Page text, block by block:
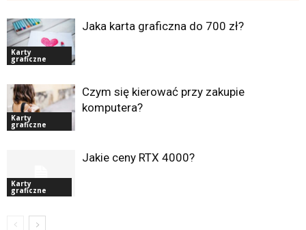
Karty
graficzne
Jaka karta graficzna do 700 zł?
Karty
graficzne
Czym się kierować przy zakupie
komputera?
Karty
graficzne
Jakie ceny RTX 4000?